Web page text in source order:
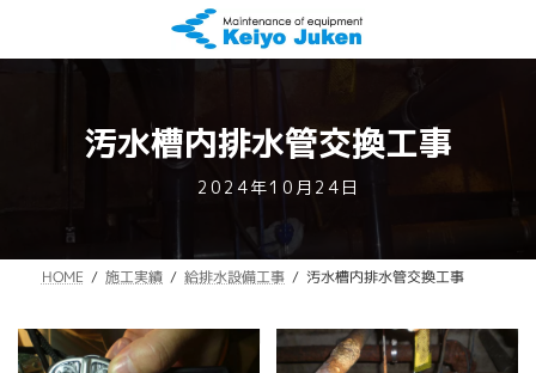
テ
ゲ
汚水槽内排水管交換工事
最
新
日
:
2024年10月24日
HOME 施工実績 給排水設備工事 汚水槽内排水管交換工事